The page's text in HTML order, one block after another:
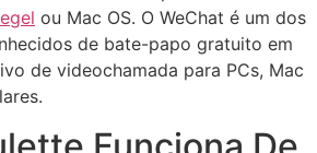
ou Mac OS. O WeChat é um dos
de bate-papo gratuito em
de videochamada para PCs, Mac